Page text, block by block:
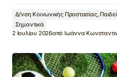
Δ/νση Κοινωνικής Προστασίας,
Σημαντικά
2 Ιουλίου 2026από Ιωάννα